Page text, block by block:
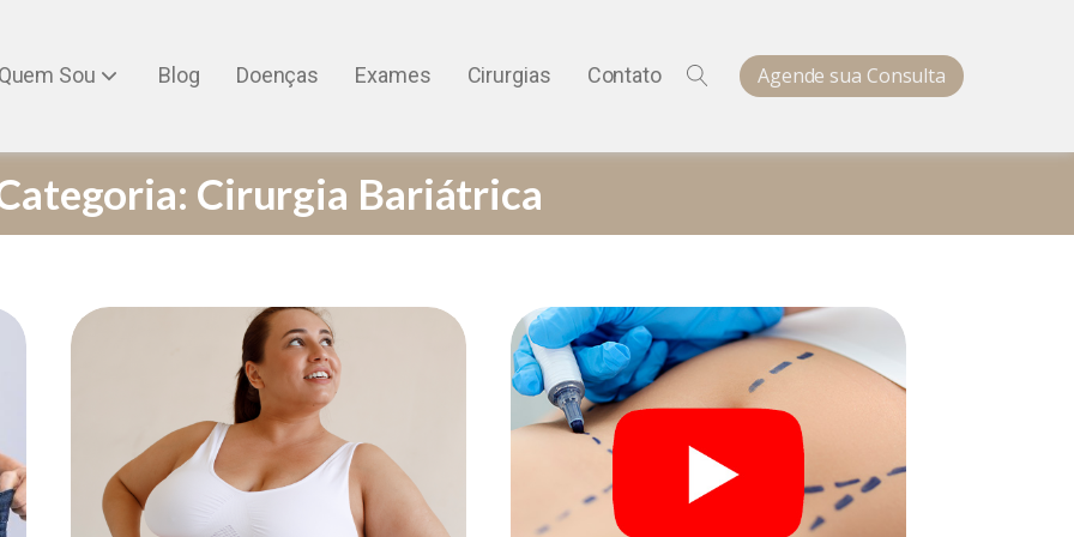
Sou Blog Doenças Exames Cirurgias Contato Agende sua Consulta
Cirurgia Bariátrica